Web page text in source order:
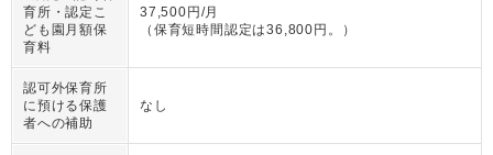
育所・認定こ
ども園月額保
育料
37,500円/月
（ 保育短時間認定は36,800円。 ）
認可外保育所
に預ける保護
者への補助
なし